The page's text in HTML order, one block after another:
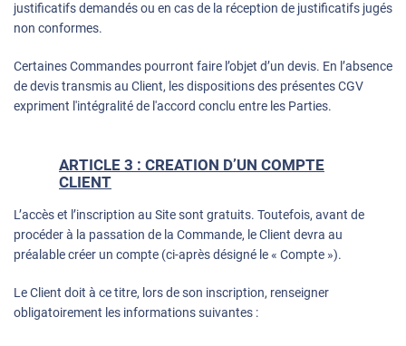
justificatifs demandés ou en cas de la réception de justificatifs jugés
non conformes.
Certaines Commandes pourront faire l’objet d’un devis. En l’absence
de devis transmis au Client, les dispositions des présentes CGV
expriment l'intégralité de l'accord conclu entre les Parties.
ARTICLE 3 : CREATION D’UN COMPTE
CLIENT
L’accès et l’inscription au Site sont gratuits. Toutefois, avant de
procéder à la passation de la Commande, le Client devra au
préalable créer un compte (ci-après désigné le « Compte »).
Le Client doit à ce titre, lors de son inscription, renseigner
obligatoirement les informations suivantes :